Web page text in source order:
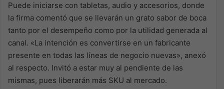
Puede iniciarse con tabletas, audio y accesorios, donde
la firma comentó que se llevarán un grato sabor de boca
tanto por el desempeño como por la utilidad generada al
canal. «La intención es convertirse en un fabricante
presente en todas las líneas de negocio nuevas», anexó
al respecto. Invitó a estar muy al pendiente de las
mismas, pues liberarán más SKU al mercado.